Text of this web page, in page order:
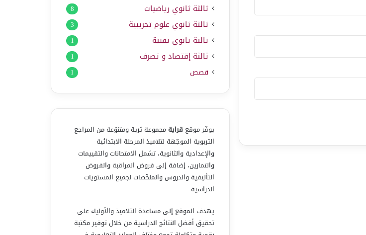
ثالثة ثانوي رياضيات 8
ثالثة ثانوي علوم تجريبية 3
ثالثة ثانوي تقنية 1
ثالثة إقتصاد و تصرف 1
قصص 1
يوفّر موقع قرايةمجموعة ثرية ومتنوّعة من المراجع
التربوية الموجّهة لتلاميذ المرحلة الابتدائية
والإعدادية والثانوية، تشمل الامتحانات والتقييمات
والتمارين، إضافة إلى فروض المراقبة والفروض
التأليفية والدروس والملخّصات لجميع المستويات
الدراسية.
يهدف الموقع إلى مساعدة التلاميذ والأولياء على
تحقيق أفضل النتائج الدراسية من خلال توفير مكتبة